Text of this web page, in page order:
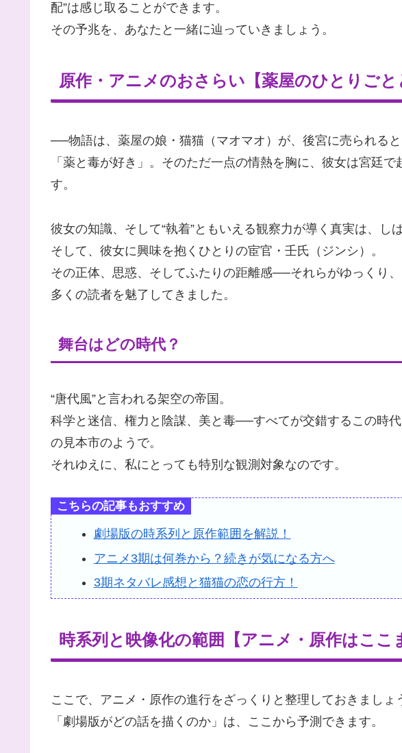
配”は感じ取ることができます。
その予兆を、あなたと一緒に辿っていきましょう。
原作・アニメのおさらい【薬屋のひとりごと
──物語は、薬屋の娘・猫猫（マオマオ）が、後宮に売られると
「薬と毒が好き」。そのただ一点の情熱を胸に、彼女は宮廷
す。
彼女の知識、そして“執着”ともいえる観察力が導く真実は、し
そして、彼女に興味を抱くひとりの宦官・壬氏（ジンシ）。
その正体、思惑、そしてふたりの距離感──それらがゆっくり
多くの読者を魅了してきました。
舞台はどの時代？
“唐代風”と言われる架空の帝国。
科学と迷信、権力と陰謀、美と毒──すべてが交錯するこの時
の見本市のようで。
それゆえに、私にとっても特別な観測対象なのです。
こちらの記事もおすすめ
劇場版の時系列と原作範囲を解説！
アニメ3期は何巻から？続きが気になる方へ
3期ネタバレ感想と猫猫の恋の行方！
時系列と映像化の範囲【アニメ・原作はここ
ここで、アニメ・原作の進行をざっくりと整理しておきましょ
「劇場版がどの話を描くのか」は、ここから予測できます。